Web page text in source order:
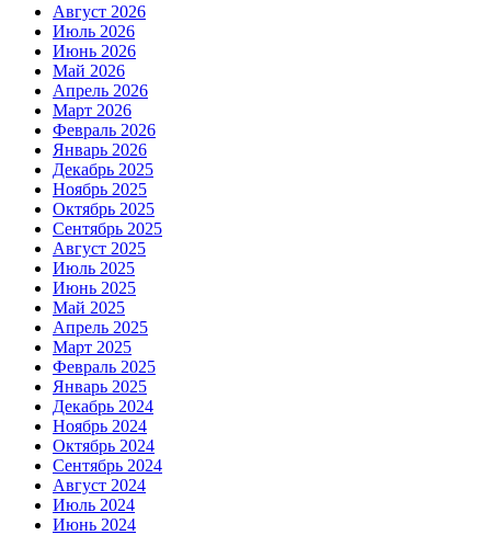
Август 2026
Июль 2026
Июнь 2026
Май 2026
Апрель 2026
Март 2026
Февраль 2026
Январь 2026
Декабрь 2025
Ноябрь 2025
Октябрь 2025
Сентябрь 2025
Август 2025
Июль 2025
Июнь 2025
Май 2025
Апрель 2025
Март 2025
Февраль 2025
Январь 2025
Декабрь 2024
Ноябрь 2024
Октябрь 2024
Сентябрь 2024
Август 2024
Июль 2024
Июнь 2024